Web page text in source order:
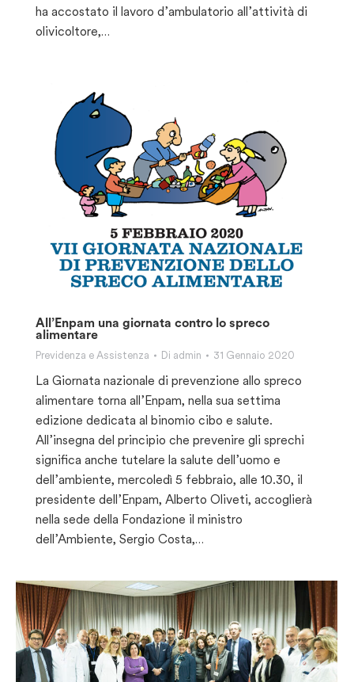
ha accostato il lavoro d’ambulatorio all’attività di
olivicoltore,…
All’Enpam una giornata contro lo spreco
alimentare
Previdenza e Assistenza Di admin 31 Gennaio 2020
La Giornata nazionale di prevenzione allo spreco
alimentare torna all’Enpam, nella sua settima
edizione dedicata al binomio cibo e salute.
All’insegna del principio che prevenire gli sprechi
significa anche tutelare la salute dell’uomo e
dell’ambiente, mercoledì 5 febbraio, alle 10.30, il
presidente dell’Enpam, Alberto Oliveti, accoglierà
nella sede della Fondazione il ministro
dell’Ambiente, Sergio Costa,…